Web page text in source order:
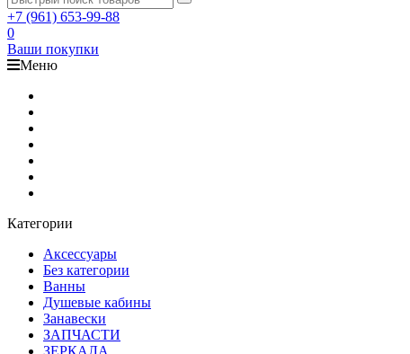
+7 (961) 653-99-88
0
Ваши покупки
Меню
Категории
Аксессуары
Без категории
Ванны
Душевые кабины
Занавески
ЗАПЧАСТИ
ЗЕРКАЛА